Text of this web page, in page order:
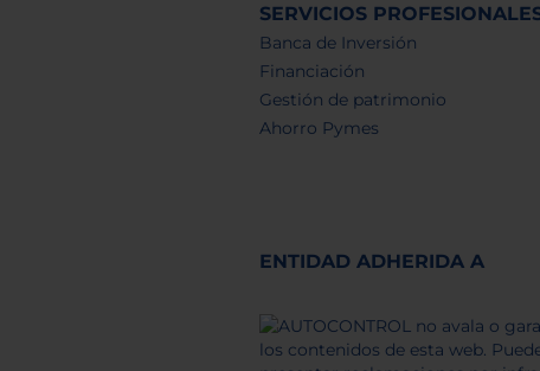
SERVICIOS
Banca de Inversión
Financiación
Gestión de patrimonio
Ahorro Pymes
ENTIDAD ADHERIDA A